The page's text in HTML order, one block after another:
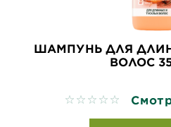
ШАМПУНЬ ДЛЯ
ВОЛОС
No reviews